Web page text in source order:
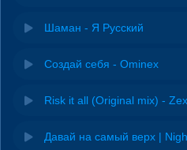
Шаман - Я Русский
Создай себя - Ominex
Risk it all (Original mix) -
Давай на самый верх |